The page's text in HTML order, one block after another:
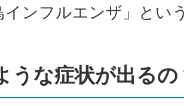
インフルエンザ」とい
うな症状が出るの